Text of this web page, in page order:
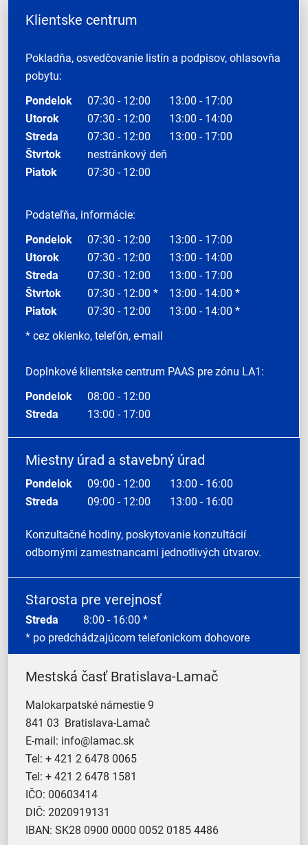
Klientske centrum
Pokladňa, osvedčovanie listín a podpisov, ohlasovňa
pobytu:
Pondelok
07:30 - 12:00
13:00 - 17:00
Utorok
07:30 - 12:00
13:00 - 14:00
Streda
07:30 - 12:00
13:00 - 17:00
Štvrtok
nestránkový deň
Piatok
07:30 - 12:00
Podateľňa, informácie:
Pondelok
07:30 - 12:00
13:00 - 17:00
Utorok
07:30 - 12:00
13:00 - 14:00
Streda
07:30 - 12:00
13:00 - 17:00
Štvrtok
07:30 - 12:00 *
13:00 - 14:00 *
Piatok
07:30 - 12:00
13:00 - 14:00 *
* cez okienko, telefón, e-mail
Doplnkové klientske centrum PAAS pre zónu LA1:
Pondelok
08:00 - 12:00
Streda
13:00 - 17:00
Miestny úrad a stavebný úrad
Pondelok 09:00 - 12:00
13:00 - 16:00
Streda
09:00 - 12:00 13:00 - 16:00
Konzultačné hodiny, poskytovanie konzultácií
odbornými zamestnancami jednotlivých útvarov.
Starosta pre verejnosť
Streda 8:00 - 16:00 *
* po predchádzajúcom telefonickom dohovore
Mestská časť Bratislava-Lamač
Malokarpatské námestie 9
841 03 Bratislava-Lamač
E-mail: info@lamac.sk
Tel: + 421 2 6478 0065
Tel: + 421 2 6478 1581
IČO: 00603414
DIČ: 2020919131
IBAN: SK28 0900 0000 0052 0185 4486